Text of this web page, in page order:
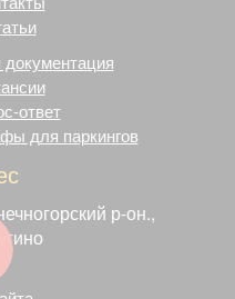
документация
ответ
для паркингов
р-он.,